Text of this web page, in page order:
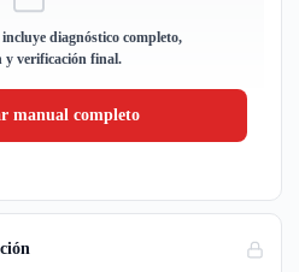
diagnóstico completo,
y verificación final.
manual completo